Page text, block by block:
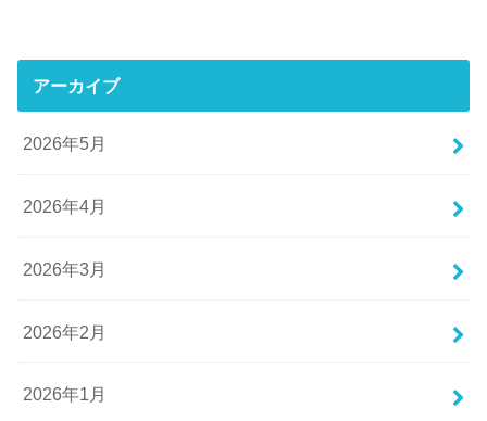
アーカイブ
2026年5月
2026年4月
2026年3月
2026年2月
2026年1月